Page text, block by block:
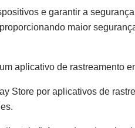
e garantir a
maior
aplicativo de rastreamento
Store por aplicativos de